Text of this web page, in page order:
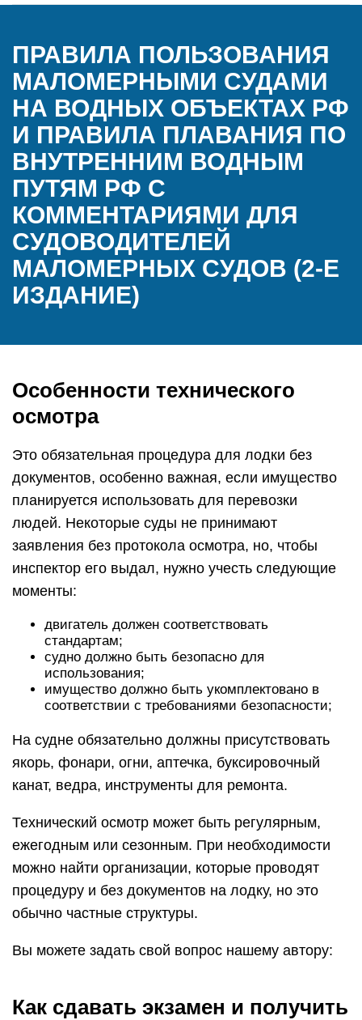
ПРАВИЛА ПОЛЬЗОВАНИЯ
МАЛОМЕРНЫМИ СУДАМИ
НА ВОДНЫХ ОБЪЕКТАХ РФ
И ПРАВИЛА ПЛАВАНИЯ ПО
ВНУТРЕННИМ ВОДНЫМ
ПУТЯМ РФ С
КОММЕНТАРИЯМИ ДЛЯ
СУДОВОДИТЕЛЕЙ
МАЛОМЕРНЫХ СУДОВ (2-Е
ИЗДАНИЕ)
Особенности технического
осмотра
Это обязательная процедура для лодки без
документов, особенно важная, если имущество
планируется использовать для перевозки
людей. Некоторые суды не принимают
заявления без протокола осмотра, но, чтобы
инспектор его выдал, нужно учесть следующие
моменты:
двигатель должен соответствовать
стандартам;
судно должно быть безопасно для
использования;
имущество должно быть укомплектовано в
соответствии с требованиями безопасности;
На судне обязательно должны присутствовать
якорь, фонари, огни, аптечка, буксировочный
канат, ведра, инструменты для ремонта.
Технический осмотр может быть регулярным,
ежегодным или сезонным. При необходимости
можно найти организации, которые проводят
процедуру и без документов на лодку, но это
обычно частные структуры.
Вы можете задать свой вопрос нашему автору:
Как сдавать экзамен и получить